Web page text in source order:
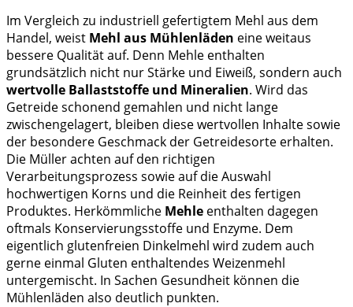
Im Vergleich zu industriell gefertigtem Mehl aus dem
Handel, weist Mehl aus Mühlenläden eine weitaus
bessere Qualität auf. Denn Mehle enthalten
grundsätzlich nicht nur Stärke und Eiweiß, sondern auch
wertvolle Ballaststoffe und Mineralien. Wird das
Getreide schonend gemahlen und nicht lange
zwischengelagert, bleiben diese wertvollen Inhalte sowie
der besondere Geschmack der Getreidesorte erhalten.
Die Müller achten auf den richtigen
Verarbeitungsprozess sowie auf die Auswahl
hochwertigen Korns und die Reinheit des fertigen
Produktes. Herkömmliche Mehle enthalten dagegen
oftmals Konservierungsstoffe und Enzyme. Dem
eigentlich glutenfreien Dinkelmehl wird zudem auch
gerne einmal Gluten enthaltendes Weizenmehl
untergemischt. In Sachen Gesundheit können die
Mühlenläden also deutlich punkten.